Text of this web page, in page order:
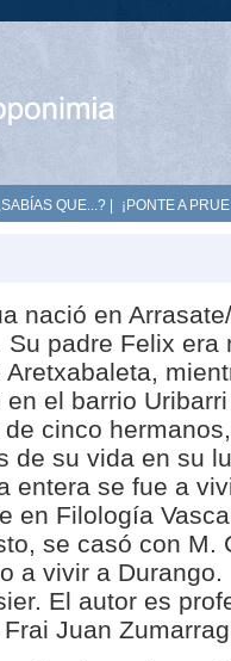
QUE...? ¡PONTE A
nació en
padre Felix era
el barrio
cinco
de su vida en su
entera se fue a
en Filología
se casó con M.
a vivir a
El autor es
Juan